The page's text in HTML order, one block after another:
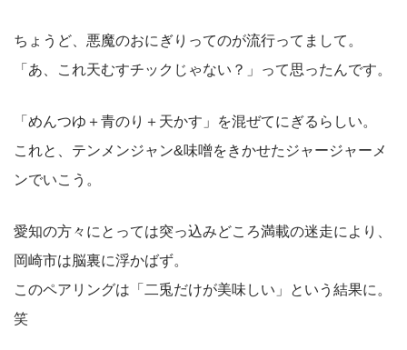
ちょうど、悪魔のおにぎりってのが流行ってまして。
「あ、これ天むすチックじゃない？」って思ったんです。
「めんつゆ＋青のり＋天かす」を混ぜてにぎるらしい。
これと、テンメンジャン&味噌をきかせたジャージャーメ
ンでいこう。
愛知の方々にとっては突っ込みどころ満載の迷走により、
岡崎市は脳裏に浮かばず。
このペアリングは「二兎だけが美味しい」という結果に。
笑